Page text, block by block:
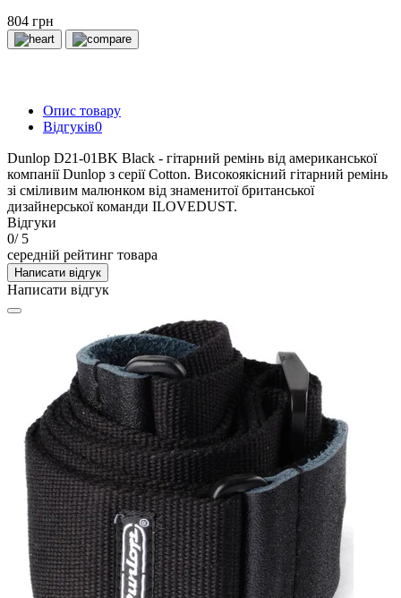
804 грн
Опис товару
Відгуків0
Dunlop D21-01BK Black - гітарний ремінь від американської
компанії Dunlop з серії Cotton. Високоякісний гітарний ремінь
зі сміливим малюнком від знаменитої британської
дизайнерської команди ILOVEDUST.
Відгуки
0/ 5
середній рейтинг товара
Написати відгук
Написати відгук